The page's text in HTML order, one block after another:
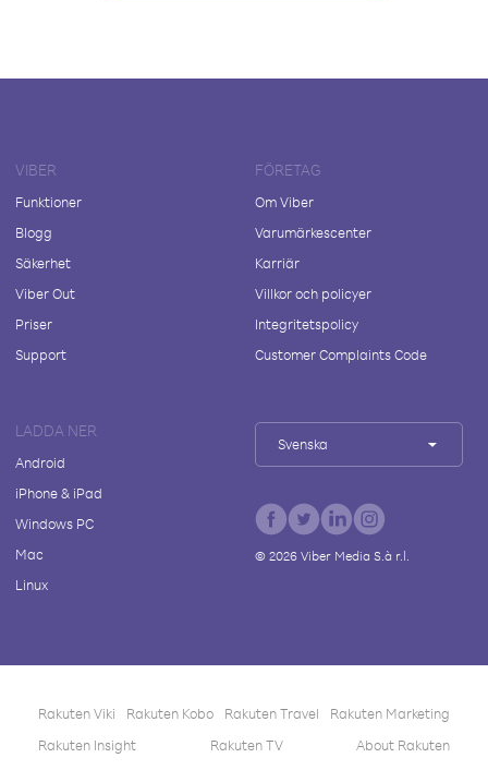
VIBER
Funktioner
Blogg
Säkerhet
Viber Out
Priser
Support
FÖRETAG
Om Viber
Varumärkescenter
Karriär
Villkor och policyer
Integritetspolicy
Customer Complaints Code
LADDA NER
Android
iPhone & iPad
Windows PC
Mac
Linux
Svenska
© 2026Viber Media S.à r.l.
Rakuten Viki Rakuten Kobo Rakuten Travel
Rakuten Marketing
Rakuten Insight
Rakuten TV About Rakuten